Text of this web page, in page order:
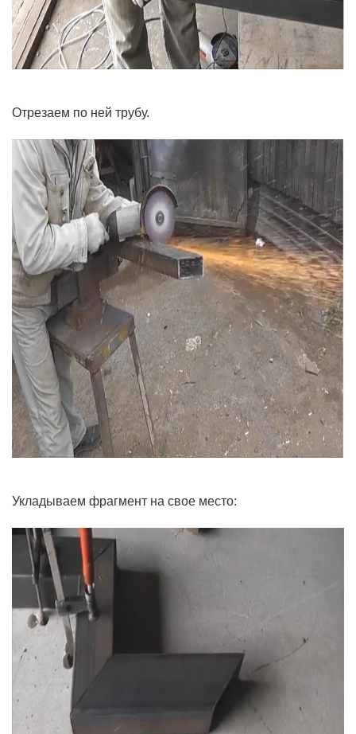
Отрезаем по ней трубу.
Укладываем фрагмент на свое место: